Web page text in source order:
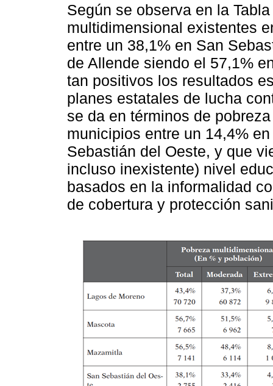
Según se observa en la
multidimensional existentes
entre un 38,1% en San
de Allende siendo el 57,1%
tan positivos los resultados
planes estatales de lucha
se da en términos de
municipios entre un 14,4%
Sebastián del Oeste, y que
incluso inexistente) nivel
basados en la informalidad
de cobertura y protección